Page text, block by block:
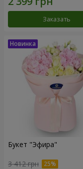
Заказать
Букет "Эфира"
3 412 грн